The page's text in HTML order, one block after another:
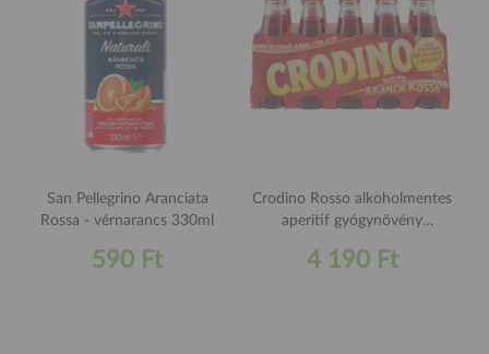
San Pellegrino Aranciata
Rossa - vérnarancs 330ml
590 Ft
Crodino Rosso alkoholmentes
aperitif gyógynövény
4 190 Ft